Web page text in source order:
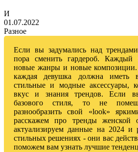
И
01.07.2022
Разное
Если вы задумались над
пора сменить гардероб. Каждый
новые жанры и новые
каждая девушка должна иметь
стильные и модные аксессуары,
вкус и знания трендов. Если
базового стиля, то не
разнообразить свой «look»
расскажем про тренды женской
актуализируем данные на 2024 и
стильных решениях - они вас
поможем вам узнать лучшие